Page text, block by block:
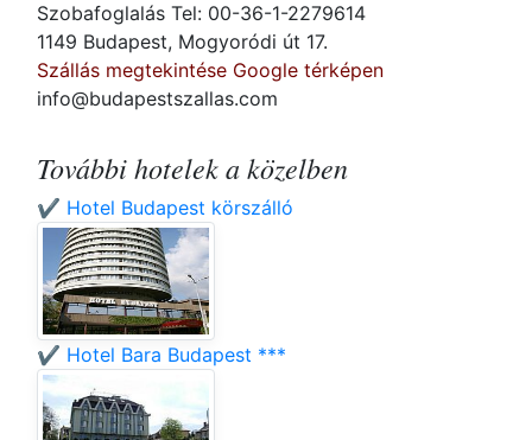
Szobafoglalás Tel: 00-36-1-2279614
1149 Budapest, Mogyoródi út 17.
Szállás megtekintése Google térképen
info@budapestszallas.com
További hotelek a közelben
✔️ Hotel Budapest körszálló
✔️ Hotel Bara Budapest ***